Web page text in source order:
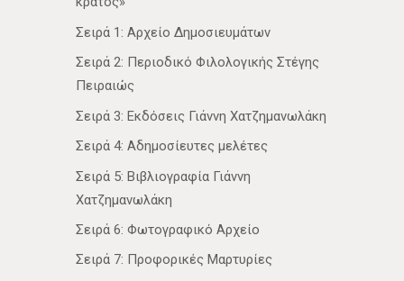
Σειρά 1: Αρχείο Δημοσιευμάτων
Σειρά 2: Περιοδικό Φιλολογικής Στέγης
Πειραιώς
Σειρά 3: Εκδόσεις Γιάννη Χατζημανωλάκη
Σειρά 4: Αδημοσίευτες μελέτες
Σειρά 5: Βιβλιογραφία Γιάννη
Χατζημανωλάκη
Σειρά 6: Φωτογραφικό Αρχείο
Σειρά 7: Προφορικές Μαρτυρίες